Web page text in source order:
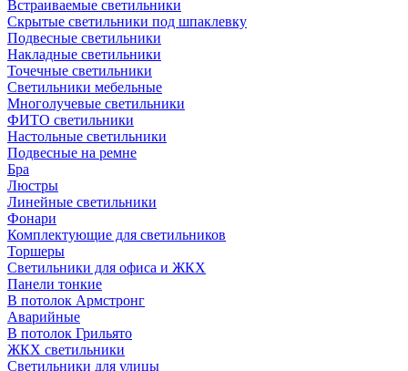
Встраиваемые светильники
Скрытые светильники под шпаклевку
Подвесные светильники
Накладные светильники
Точечные светильники
Светильники мебельные
Многолучевые светильники
ФИТО светильники
Настольные светильники
Подвесные на ремне
Бра
Люстры
Линейные светильники
Фонари
Комплектующие для светильников
Торшеры
Светильники для офиса и ЖКХ
Панели тонкие
В потолок Армстронг
Аварийные
В потолок Грильято
ЖКХ светильники
Светильники для улицы